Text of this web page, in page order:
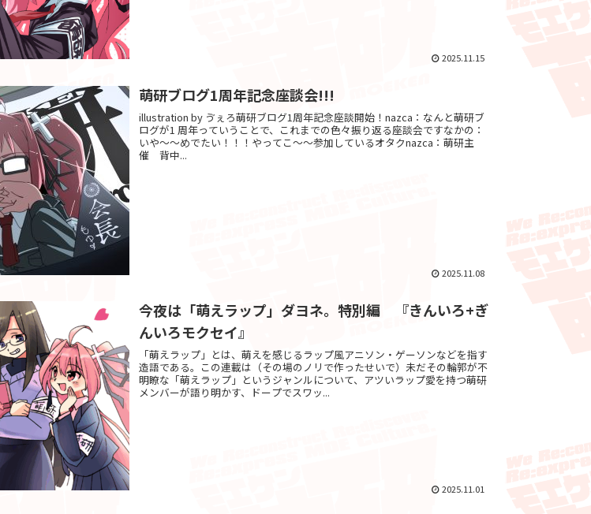
2025.11.15
萌研ブログ1周年記念座談会!!!
illustration by ゔぇろ萌研ブログ1周年記念座談開始！nazca：なんと萌研ブ
ログが1 周年っていうことで、これまでの色々振り返る座談会ですなかの：
いや～～めでたい！！！やってこ～～参加しているオタクnazca：萌研主
催 背中...
2025.11.08
今夜は「萌えラップ」ダヨネ。特別編 『きんいろ+ぎ
んいろモクセイ』
「萌えラップ」とは、萌えを感じるラップ風アニソン・ゲーソンなどを指す
造語である。この連載は（その場のノリで作ったせいで）未だその輪郭が不
明瞭な「萌えラップ」というジャンルについて、アツいラップ愛を持つ萌研
メンバーが語り明かす、ドープでスワッ...
2025.11.01